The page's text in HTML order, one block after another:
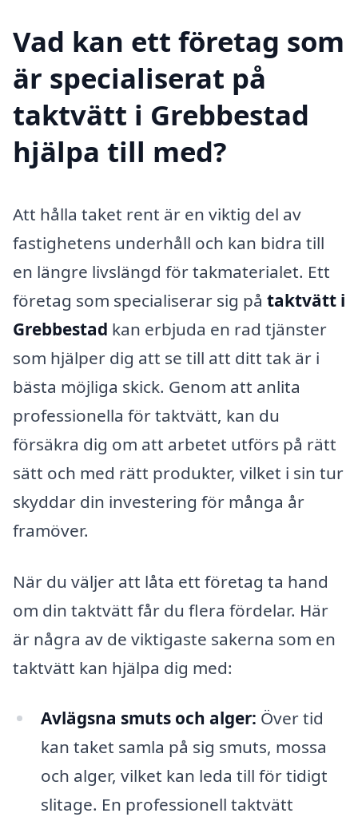
Vad kan ett företag som
är specialiserat på
taktvätt i Grebbestad
hjälpa till med?
Att hålla taket rent är en viktig del av
fastighetens underhåll och kan bidra till
en längre livslängd för takmaterialet. Ett
företag som specialiserar sig på taktvätt i
Grebbestad kan erbjuda en rad tjänster
som hjälper dig att se till att ditt tak är i
bästa möjliga skick. Genom att anlita
professionella för taktvätt, kan du
försäkra dig om att arbetet utförs på rätt
sätt och med rätt produkter, vilket i sin tur
skyddar din investering för många år
framöver.
När du väljer att låta ett företag ta hand
om din taktvätt får du flera fördelar. Här
är några av de viktigaste sakerna som en
taktvätt kan hjälpa dig med:
Avlägsna smuts och alger: Över tid
kan taket samla på sig smuts, mossa
och alger, vilket kan leda till för tidigt
slitage. En professionell taktvätt